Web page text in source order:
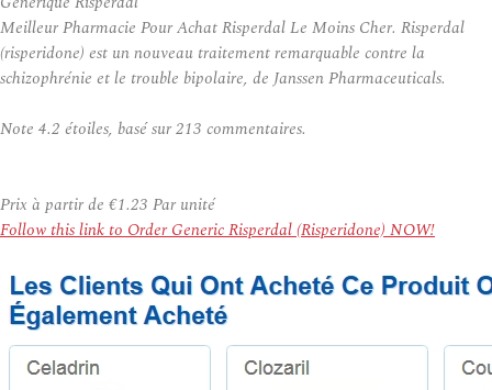
Meilleur Pharmacie Pour Achat Risperdal Le Moins Cher. Risperdal
(risperidone) est un nouveau traitement remarquable contre la
schizophrénie et le trouble bipolaire, de Janssen Pharmaceuticals.
Note 4.2 étoiles, basé sur213 commentaires.
Prix à partir de €1.23 Par unité
Follow this link to Order Generic Risperdal (Risperidone) NOW!